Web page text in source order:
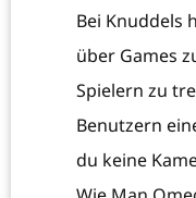
Bei Knuddels
über Games
Spielern zu
Benutzern
du keine